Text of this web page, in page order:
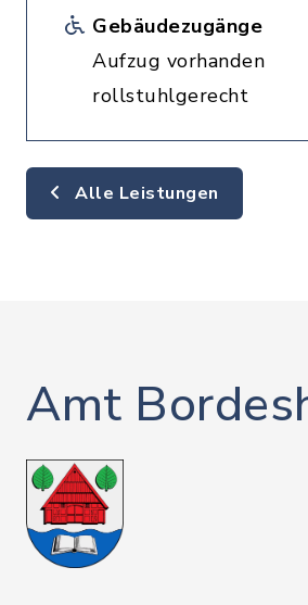
Gebäudezugänge
Aufzug vorhanden
rollstuhlgerecht
Alle Leistungen
Amt